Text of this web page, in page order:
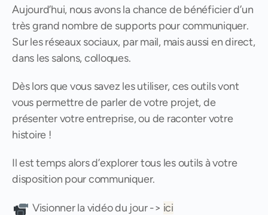
Aujourd’hui, nous avons la chance de bénéficier d’un
très grand nombre de supports pour communiquer.
Sur les réseaux sociaux, par mail, mais aussi en direct,
dans les salons, colloques.
Dès lors que vous savez les utiliser, ces outils vont
vous permettre de parler de votre projet, de
présenter votre entreprise, ou de raconter votre
histoire !
Il est temps alors d’explorer tous les outils à votre
disposition pour communiquer.
Visionner la vidéo du jour -> ici